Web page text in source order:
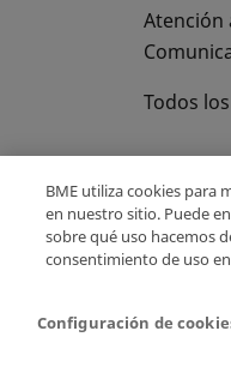
Atención
Todos
Copyright Ⓒ
Sistema
BME utiliza cookies para
en nuestro sitio. Puede
sobre qué uso hacemos
consentimiento de uso en
Configuración de